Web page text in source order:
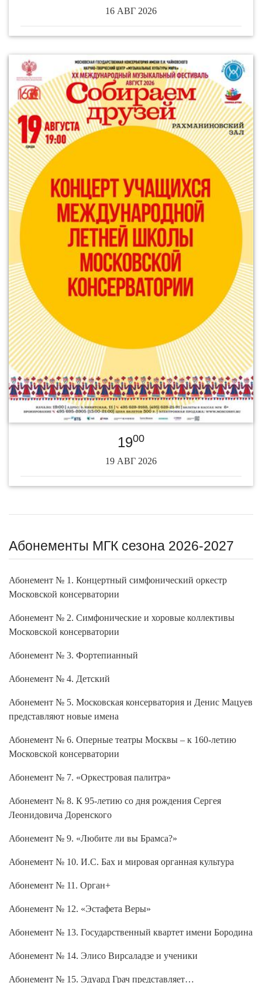
16 АВГ 2026
1900
19 АВГ 2026
Абонементы МГК сезона 2026-2027
Абонемент № 1. Концертный симфонический оркестр
Московской консерватории
Абонемент № 2. Симфонические и хоровые коллективы
Московской консерватории
Абонемент № 3. Фортепианный
Абонемент № 4. Детский
Абонемент № 5. Московская консерватория и Денис Мацуев
представляют новые имена
Абонемент № 6. Оперные театры Москвы – к 160-летию
Московской консерватории
Абонемент № 7. «Оркестровая палитра»
Абонемент № 8. К 95-летию со дня рождения Сергея
Леонидовича Доренского
Абонемент № 9. «Любите ли вы Брамса?»
Абонемент № 10. И.С. Бах и мировая органная культура
Абонемент № 11. Орган+
Абонемент № 12. «Эстафета Веры»
Абонемент № 13. Государственный квартет имени Бородина
Абонемент № 14. Элисо Вирсаладзе и ученики
Абонемент № 15. Эдуард Грач представляет…